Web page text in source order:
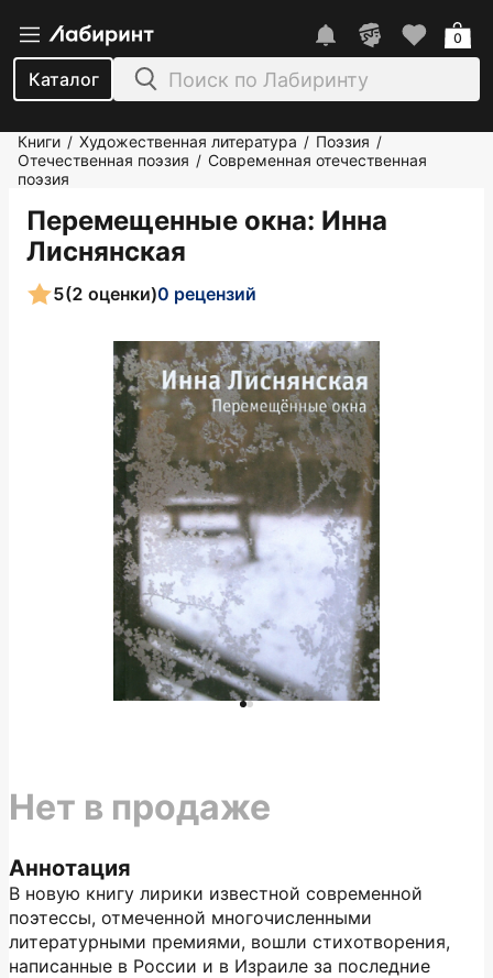
Каталог
0
Книги / Художественная литература / Поэзия /
Отечественная поэзия / Современная отечественная
поэзия
Перемещенные окна: Инна
Лиснянская
5(2 оценки)0 рецензий
Аннотация
В новую книгу лирики известной современной
поэтессы, отмеченной многочисленными
литературными премиями, вошли стихотворения,
написанные в России и в Израиле за последние
Нет в продаже